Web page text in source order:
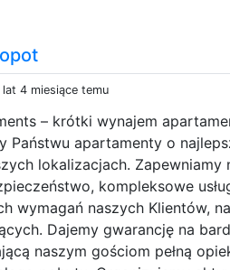
lat 4 miesiące temu
– krótki wynajem
Państwu apartamenty o
lokalizacjach.
kompleksowe
wymagań naszych Klientów,
Dajemy gwarancję na
naszym gościom pełną